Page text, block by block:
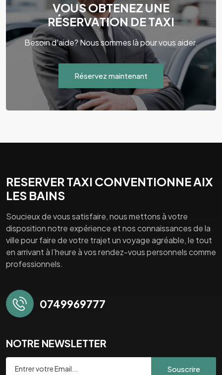
VOUS OBTENEZ UNE
RÉSERVATION DE TAXI
Besoin d'aide? Nous sommes là pour vous aider.
Réservez maintenant
RESERVER TAXI CONVENTIONNE AIX
LES BAINS
Soucieux de vous satisfaire, nous mettons à votre
disposition notre expérience et nos connaissances de la
ville pour faire de votre trajet un voyage agréable, le tout
en arrivant à l’heure à vos rendez-vous personnels comme
professionnels.
0749969777
NOTRE NEWSLETTER
Souscrire